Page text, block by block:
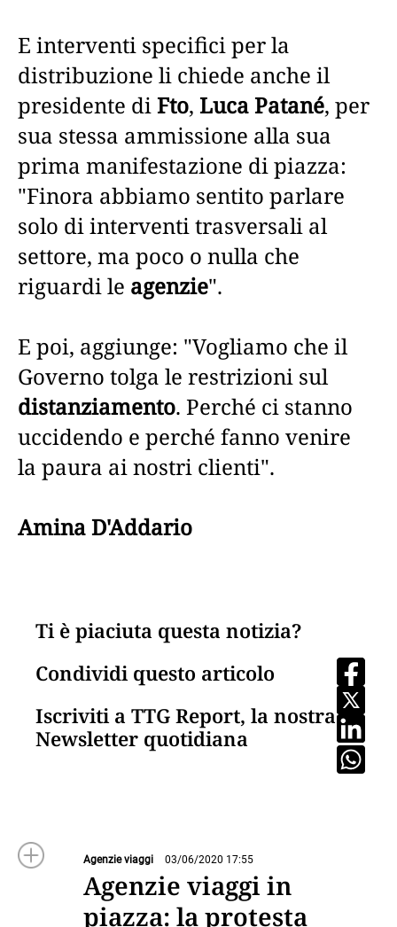
E interventi specifici per la
distribuzione li chiede anche il
presidente diFto, Luca Patané, per
sua stessa ammissione alla sua
prima manifestazione di piazza:
"Finora abbiamo sentito parlare
solo di interventi trasversali al
settore, ma poco o nulla che
riguardi le agenzie".
E poi, aggiunge: "Vogliamo che il
Governo tolga le restrizioni sul
distanziamento. Perché ci stanno
uccidendo e perché fanno venire
la paura ai nostri clienti".
Amina D'Addario
Ti è piaciuta questa notizia?
Condividi questo articolo
Iscriviti a TTG Report, la nostra
Newsletter quotidiana
Agenzie viaggi 03/06/2020 17:55
Agenzie viaggi in
piazza: la protesta